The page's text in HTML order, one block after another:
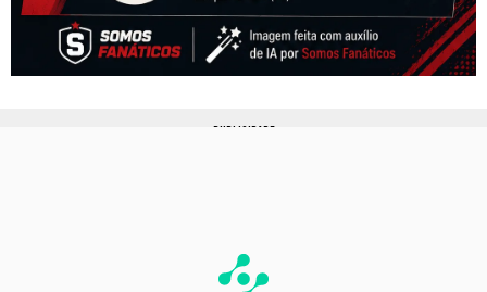
PUBLICIDADE